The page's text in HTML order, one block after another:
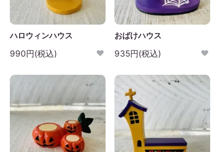
ハロウィンハウス
990円(税込)
おばけハウス
935円(税込)